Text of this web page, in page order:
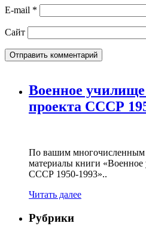
E-mail *
Сайт
Военное училище
проекта СССР
По вашим
материалы книги «Военное
СССР 1950-1993»..
Читать далее
Рубрики